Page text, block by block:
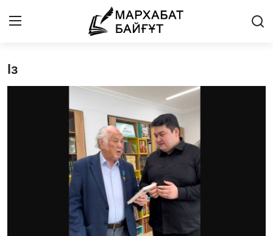
Басты бет
Мархабат Байғұт 80 жас
Бір ауыз сөз
Із